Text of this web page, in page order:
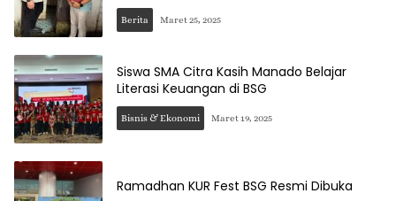
Berita Maret 25, 2025
Siswa SMA Citra Kasih Manado Belajar
Literasi Keuangan di BSG
Bisnis & Ekonomi Maret 19, 2025
Ramadhan KUR Fest BSG Resmi Dibuka